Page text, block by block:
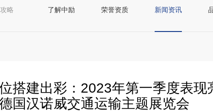
略 了解中励 荣誉资质 新闻资讯
搭建出彩：2023年第一季度表现
国汉诺威交通运输主题展览会